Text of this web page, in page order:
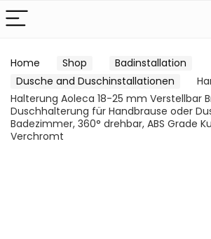
Home Shop
Badinstallation
Dusche and Duschinstallationen
Halterung Aoleca 18-25 mm Verstellbar
Duschhalterung für Handbrause oder
Badezimmer, 360° drehbar, ABS Grade
Verchromt